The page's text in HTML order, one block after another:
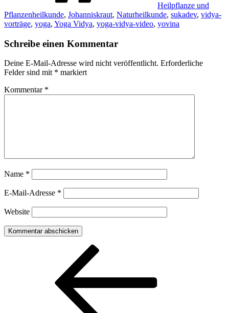
Heilpflanze und
Pflanzenheilkunde, Johanniskraut, Naturheilkunde, sukadev, vidya-
vorträge, yoga, Yoga Vidya, yoga-vidya-video, yovina
Schreibe einen Kommentar
Deine E-Mail-Adresse wird nicht veröffentlicht. Erforderliche
Felder sind mit * markiert
Kommentar *
Name *
E-Mail-Adresse *
Website
Beitragsnavigation